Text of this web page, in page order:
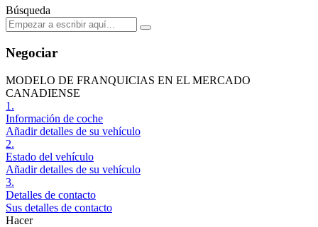
Búsqueda
Negociar
MODELO DE FRANQUICIAS EN EL MERCADO
CANADIENSE
1.
Información de coche
Añadir detalles de su vehículo
2.
Estado del vehículo
Añadir detalles de su vehículo
3.
Detalles de contacto
Sus detalles de contacto
Hacer